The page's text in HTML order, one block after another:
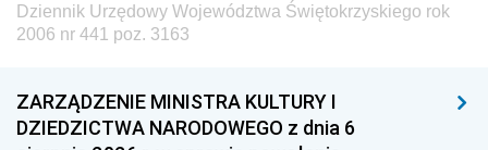
Dziennik Urzędowy Województwa Świętokrzyskiego rok
2006 nr 441 poz. 3163
ZARZĄDZENIE MINISTRA KULTURY I
DZIEDZICTWA NARODOWEGO z dnia 6